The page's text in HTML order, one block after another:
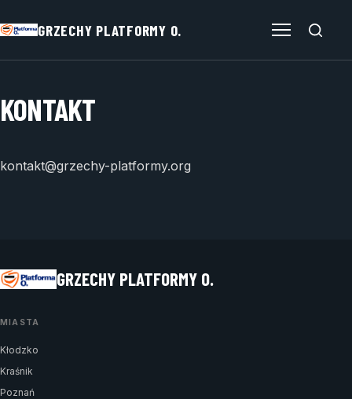
GRZECHY PLATFORMY O.
KONTAKT
kontakt@grzechy-platformy.org
GRZECHY PLATFORMY O.
MIASTA
Kłodzko
Kraśnik
Poznań